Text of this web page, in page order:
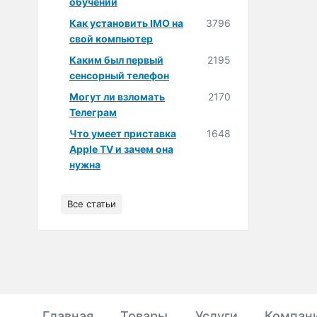
Как установить IMO на
свой компьютер
3796
Каким был первый
сенсорный телефон
2195
Могут ли взломать
Телеграм
2170
Что умеет приставка
Apple TV и зачем она
нужна
1648
Все статьи